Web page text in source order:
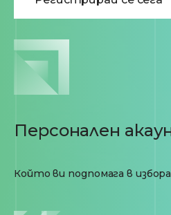
Персонален
Който ви подпомага в